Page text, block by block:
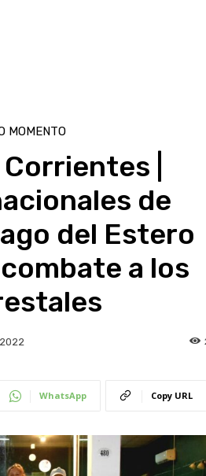
MOMENTO
|
de
del Estero
a los
WhatsApp Copy URL